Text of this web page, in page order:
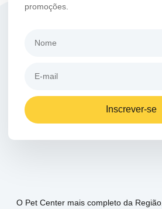
promoções.
Inscrever-se
O Pet Center mais completo da Região.